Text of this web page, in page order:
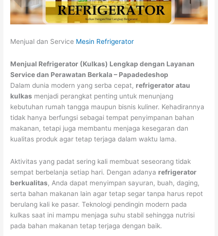
Menjual dan Service Mesin Refrigerator
Menjual Refrigerator (Kulkas) Lengkap dengan Layanan
Service dan Perawatan Berkala – Papadedeshop
Dalam dunia modern yang serba cepat, refrigerator atau
kulkas menjadi perangkat penting untuk menunjang
kebutuhan rumah tangga maupun bisnis kuliner. Kehadirannya
tidak hanya berfungsi sebagai tempat penyimpanan bahan
makanan, tetapi juga membantu menjaga kesegaran dan
kualitas produk agar tetap terjaga dalam waktu lama.
Aktivitas yang padat sering kali membuat seseorang tidak
sempat berbelanja setiap hari. Dengan adanya refrigerator
berkualitas, Anda dapat menyimpan sayuran, buah, daging,
serta bahan makanan lain agar tetap segar tanpa harus repot
berulang kali ke pasar. Teknologi pendingin modern pada
kulkas saat ini mampu menjaga suhu stabil sehingga nutrisi
pada bahan makanan tetap terjaga dengan baik.